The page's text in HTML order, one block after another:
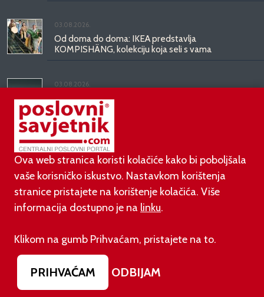
03.08.2026.
Od doma do doma: IKEA predstavlja
KOMPISHÄNG, kolekciju koja seli s vama
03.08.2026.
Kineski BYD predstavio luksuznu limuzinu veću od
Mercedesove S-klase, obećava domet do 1.000
kilometara
Footer menu
O nama Impressum
Uvjeti korištenja
Ova web stranica koristi kolačiće kako bi poboljšala
vaše korisničko iskustvo. Nastavkom korištenja
stranice pristajete na korištenje kolačića. Više
informacija dostupno je na linku.
Klikom na gumb Prihvaćam, pristajete na to.
PRIHVAĆAM ODBIJAM